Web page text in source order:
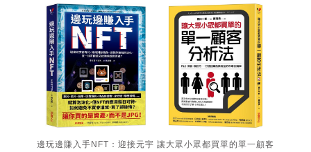
邊玩邊賺入手NFT：迎接元宇 讓大眾小眾都買單的單一顧客